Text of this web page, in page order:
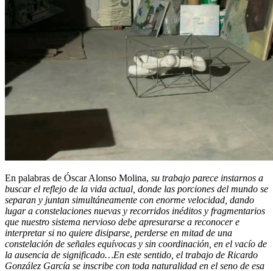
En palabras de Óscar Alonso Molina, su trabajo parece instarnos a
buscar el reflejo de la vida actual, donde las porciones del mundo se
separan y juntan simultáneamente con enorme velocidad, dando
lugar a constelaciones nuevas y recorridos inéditos y fragmentarios
que nuestro sistema nervioso debe apresurarse a reconocer e
interpretar si no quiere disiparse, perderse en mitad de una
constelación de señales equívocas y sin coordinación, en el vacío de
la ausencia de significado…En este sentido, el trabajo de Ricardo
González García se inscribe con toda naturalidad en el seno de esa